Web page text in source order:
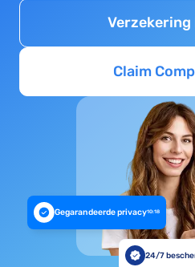
Verzekering
Claim
Gegarandeerde privacy10:18
24/7